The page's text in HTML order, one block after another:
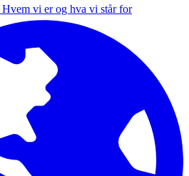
Hvem vi er og hva vi står for